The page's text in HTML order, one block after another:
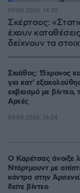
Σκέρτσος:
έχουν
δείχνουν τα
09.08.2026, 14:39
Σκιάθος: 15χρονος
για κατ'
εκβιασμό με βίντεο,
Αρχές
09.08.2026, 16:54
Ο Καρέτσας άνοιξε
Ντόρτμουντ με
κόντρα στην
δείτε βίντεο